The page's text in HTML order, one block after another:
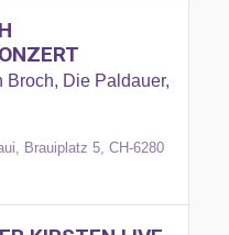
Broch, Die Paldauer,
Brauiplatz 5, CH-6280